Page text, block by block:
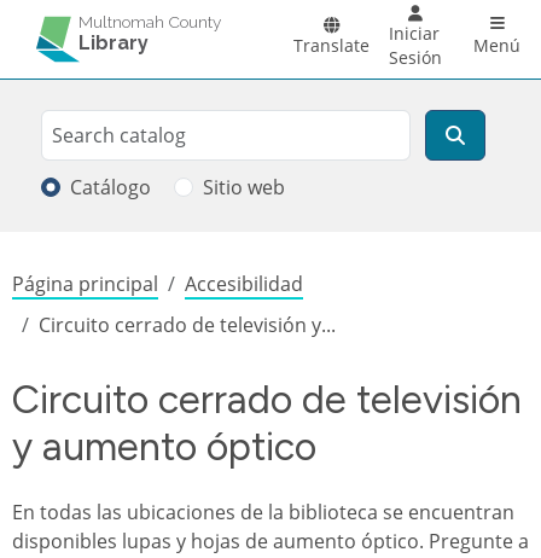
Pasar al contenido principal
Multnomah County
Library Translate
Iniciar
Sesión
Menú
Search
Buscar
Catálogo Sitio web
Sobrescribir enlaces de ayuda a la
Página principal
Accesibilidad
Circuito cerrado de televisión y...
Circuito cerrado de televisión
y aumento óptico
En todas las ubicaciones de la biblioteca se encuentran
disponibles lupas y hojas de aumento óptico. Pregunte a